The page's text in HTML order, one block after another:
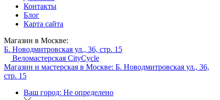
Контакты
Блог
Карта сайта
Магазин в Москве:
Б. Новодмитровская ул., 36, стр. 15
Веломастерская CityCycle
Магазин и мастерская в Москве: Б. Новодмитровская ул., 36,
стр. 15
Ваш город: Не определено